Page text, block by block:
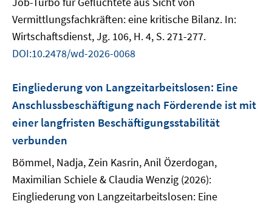
Vermittlungsfachkräften: eine kritische Bilanz. In:
Wirtschaftsdienst, Jg. 106, H. 4, S. 271-277.
DOI:10.2478/wd-2026-0068
Eingliederung von Langzeitarbeitslosen: Eine
Anschlussbeschäftigung nach Förderende ist mit
einer langfristen Beschäftigungsstabilität
verbunden
Bömmel, Nadja, Zein Kasrin, Anil Özerdogan,
Maximilian Schiele & Claudia Wenzig (2026):
Eingliederung von Langzeitarbeitslosen: Eine